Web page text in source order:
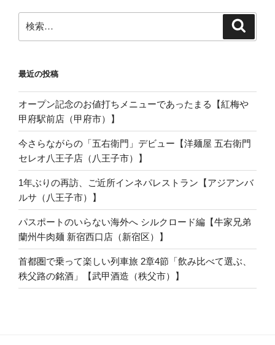
索:
最近の投稿
オープン記念のお値打ちメニューであったまる【紅梅や
甲府駅前店（甲府市）】
今さらながらの「五右衛門」デビュー【洋麺屋 五右衛門
セレオ八王子店（八王子市）】
1年ぶりの再訪、ご近所インネパレストラン【アジアンバ
ルサ（八王子市）】
パスポートのいらない海外へ シルクロード編【牛家兄弟
蘭州牛肉麺 新宿西口店（新宿区）】
首都圏で乗って楽しい列車旅 2章4節「飲み比べて選ぶ、
秩父路の銘酒」【武甲酒造（秩父市）】